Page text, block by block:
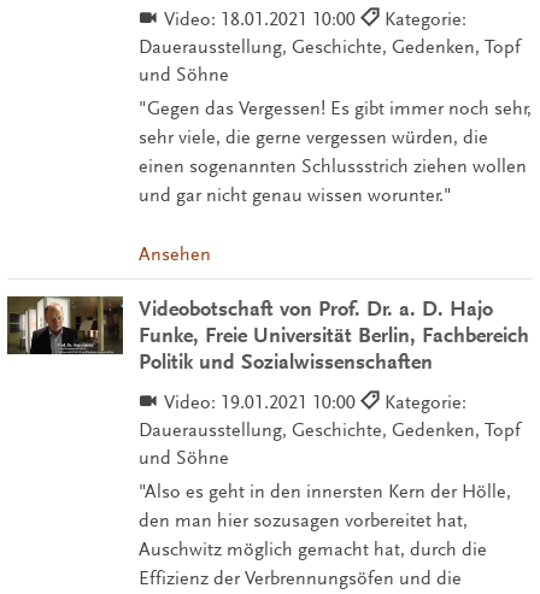
Video: 18.01.2021 10:00
Kategorie:
Dauerausstellung, Geschichte, Gedenken, Topf
und Söhne
"Gegen das Vergessen! Es gibt immer noch sehr,
sehr viele, die gerne vergessen würden, die
einen sogenannten Schlussstrich ziehen wollen
und gar nicht genau wissen worunter."
Ansehen
Videobotschaft von Prof. Dr. a. D. Hajo
Funke, Freie Universität Berlin, Fachbereich
Politik und Sozialwissenschaften
Video: 19.01.2021 10:00
Kategorie:
Dauerausstellung, Geschichte, Gedenken, Topf
und Söhne
"Also es geht in den innersten Kern der Hölle,
den man hier sozusagen vorbereitet hat,
Auschwitz möglich gemacht hat, durch die
Effizienz der Verbrennungsöfen und die